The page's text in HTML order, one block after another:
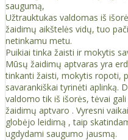
saugumą,
Užtrauktukas valdomas iš
žaidimų aikštelės vidų, tuo
netinkamu metu.
Puikiai tinka žaisti ir mokytis
Mūsų žaidimų aptvaras yra
tinkanti žaisti, mokytis ropoti,
savarankiškai tyrinėti aplinką.
valdomo tik iš išorės, tėvai
žaidimų aptvaro . Vyresni
globėjo leidimą , taip
ugdydami saugumo jausmą.